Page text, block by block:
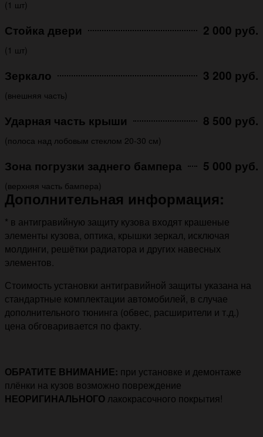
(1 шт)
Стойка двери 2 000 руб.
(1 шт)
Зеркало 3 200 руб.
(внешняя часть)
Ударная часть крыши 8 500 руб.
(полоса над лобовым стеклом 20-30 см)
Зона погрузки заднего бампера 5 000 руб.
(верхняя часть бампера)
Дополнительная информация:
* в антигравийную защиту кузова входят крашеные
элементы кузова, оптика, крышки зеркал, исключая
молдинги, решётки радиатора и других навесных
элементов.
Стоимость установки антигравийной защиты указана на
стандартные комплектации автомобилей, в случае
дополнительного тюнинга (обвес, расширители и т.д.)
цена обговаривается по факту.
ОБРАТИТЕ ВНИМАНИЕ: при установке и демонтаже
плёнки на кузов возможно повреждение
НЕОРИГИНАЛЬНОГОлакокрасочного покрытия!